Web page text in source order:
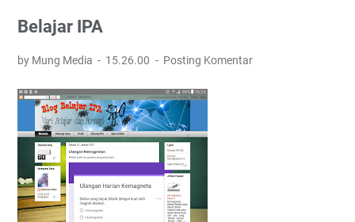
Belajar IPA
by Mung Media 15.26.00 Posting Komentar